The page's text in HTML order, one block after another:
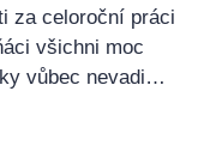
za celoroční práci
všichni moc
vůbec nevadi…